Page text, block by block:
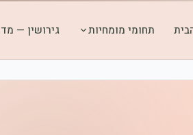
תחומי מומחיות גירושין —